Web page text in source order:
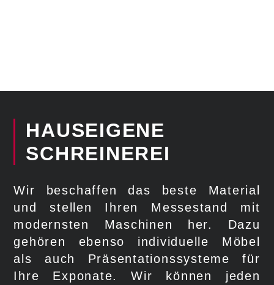
HAUSEIGENE
SCHREINEREI​
Wir beschaffen das beste Material
und stellen Ihren Messestand mit
modernsten Maschinen her. Dazu
gehören ebenso individuelle Möbel
als auch Präsentationssysteme für
Ihre Exponate. Wir können jeden